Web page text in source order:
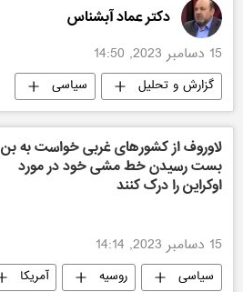
دکتر عماد آبشناس
15 دسامبر 2023, 14:50
گزارش و تحلیل سیاسی
لاوروف از کشورهای غربی خواست به بن
بست رسیدن خط مشی خود در مورد
اوکراین را درک کنند
15 دسامبر 2023, 14:14
سیاسی روسیه
آمریکا